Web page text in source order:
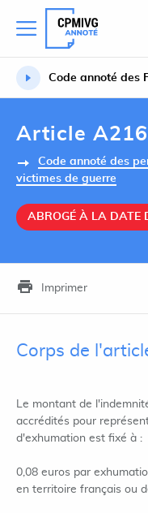
Code annoté des
Article A216
Code annoté des
victimes de guerre
ABROGÉ À LA DATE
Imprimer
Corps de
Le montant de
accrédités pour
d'exhumation est fixé à :
0,08 euros par
en territoire français ou